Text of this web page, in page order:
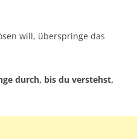
will, überspringe das
durch, bis du verstehst,